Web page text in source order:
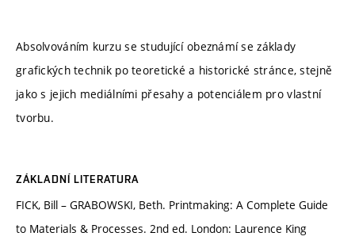
Absolvováním kurzu se studující obeznámí se základy
grafických technik po teoretické a historické stránce, stejně
jako s jejich mediálními přesahy a potenciálem pro vlastní
tvorbu.
ZÁKLADNÍ LITERATURA
FICK, Bill – GRABOWSKI, Beth. Printmaking: A Complete Guide
to Materials & Processes. 2nd ed. London: Laurence King